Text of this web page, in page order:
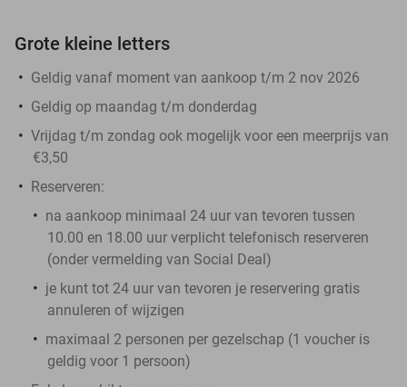
Grote kleine letters
Geldig vanaf moment van aankoop t/m 2 nov 2026
Geldig op maandag t/m donderdag
Vrijdag t/m zondag ook mogelijk voor een meerprijs van
€3,50
Reserveren:
na aankoop minimaal 24 uur van tevoren tussen
10.00 en 18.00 uur verplicht telefonisch reserveren
(onder vermelding van Social Deal)
je kunt tot 24 uur van tevoren je reservering gratis
annuleren of wijzigen
maximaal 2 personen per gezelschap (1 voucher is
geldig voor 1 persoon)